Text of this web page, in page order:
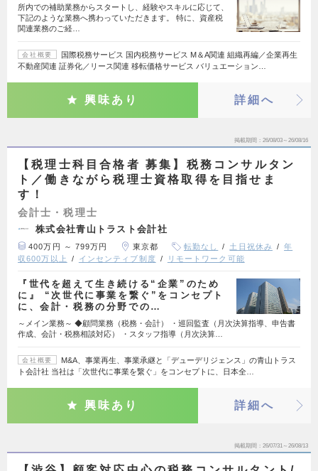
所内での補助業務からスタートし、経験やスキルに応じて、
下記のような業務へ携わっていただきます。 特に、資産税
関連業務のご経…
会社概要
国際税務サービス 国内税務サービス M＆A関連 組織再編／企業再生
不動産関連 証券化／リース関連 移転価格サービス バリュエーション…
興味あり 詳細へ
掲載期間 26/08/03～26/08/16
【税理士科目合格者 募集】税務コンサルタン
ト／働きながら税理士資格取得を目指せま
す！
会計士・税理士
株式会社青山トラスト会計社
400万円 ～ 799万円 東京都 転勤なし 土日祝休み
年
収600万以上
インセンティブ制度 リモートワーク可能
『世代を超えて生き続ける“企業”のため
に』 “次世代に事業を繋ぐ”をコンセプト
に、会計・税務の分野での…
～メイン業務～ ◆顧問業務（税務・会計） ・巡回監査（月次決算指導、申告書
作成、会計・税務相談対応） ・スタッフ指導（月次決算…
会社概要
M&A、事業再生、事業承継と「デューデリジェンス」の青山トラス
ト会計社 当社は「次世代に事業を繋ぐ」をコンセプトに、日本全…
興味あり 詳細へ
掲載期間 26/07/31～26/08/13